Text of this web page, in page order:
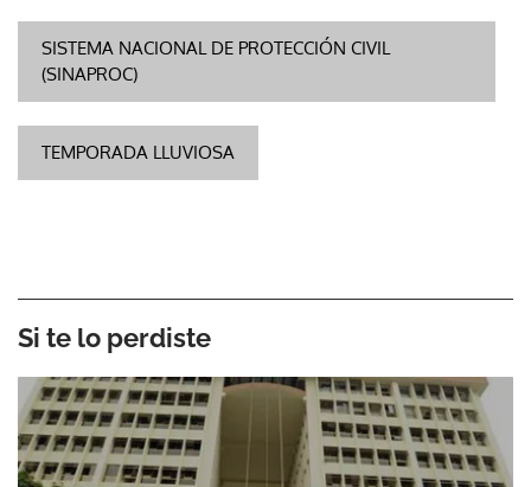
SISTEMA NACIONAL DE PROTECCIÓN CIVIL
(SINAPROC)
TEMPORADA LLUVIOSA
Si te lo perdiste